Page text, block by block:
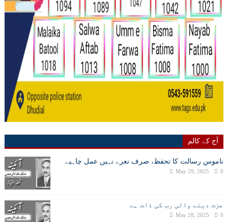
آج کے کالم
ناموس رسالت کا تحفظ، صرف نعرے نہیں عمل چاہیے
May 29, 2025 0
عزت دینے والی رب کی ذات ہے
May 28, 2025 0